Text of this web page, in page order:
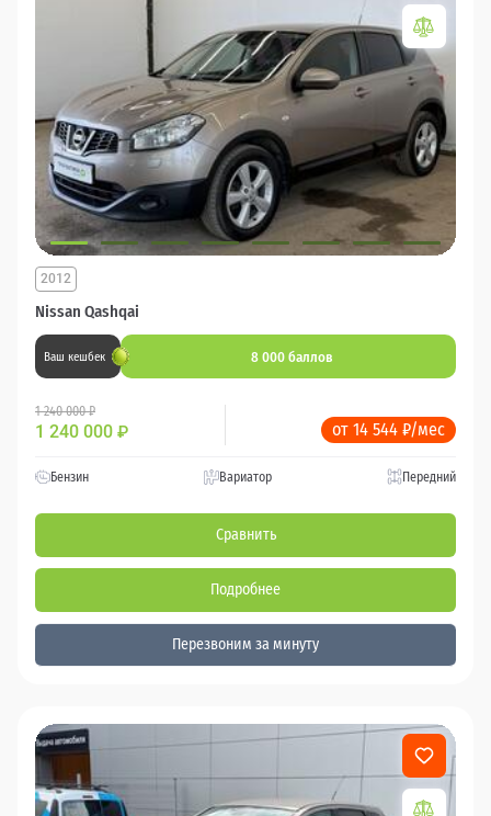
Nissan Qashqai
2012
Ваш кешбек 8 000 баллов
1 240 000 ₽
1 240 000 ₽ от 14 544 ₽/мес
Бензин Вариатор Передний
Сравнить
Подробнее
Перезвоним за минуту